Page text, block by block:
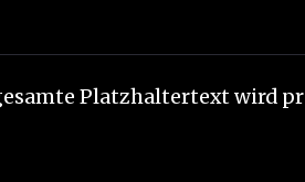
Platzhaltertext wird